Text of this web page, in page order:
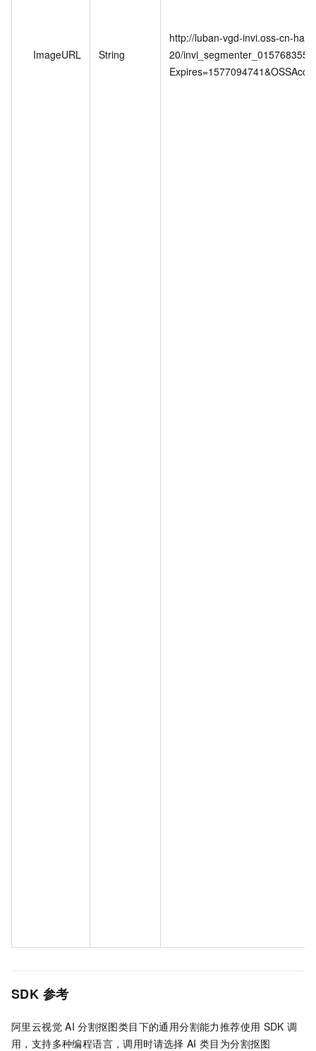
ImageURL String
http://luban-vgd-invi.oss-cn-
20/
SDK 参考
阿里云视觉 AI 分割抠图类目下的通用分割能力推荐使用 SDK 调
用，支持多种编程语言，调用时请选择 AI 类目为分割抠图